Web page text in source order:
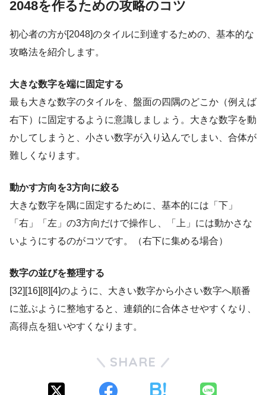
2048を作るための攻略のコツ
初心者の方が[2048]のタイルに到達するための、基本的な
攻略法を紹介します。
大きな数字を端に固定する
最も大きな数字のタイルを、盤面の四隅のどこか（例えば
右下）に固定するように意識しましょう。大きな数字を動
かしてしまうと、小さい数字が入り込んでしまい、合体が
難しくなります。
動かす方向を3方向に絞る
大きな数字を隅に固定するために、基本的には「下」
「右」「左」の3方向だけで操作し、「上」には動かさな
いようにするのがコツです。（右下に集める場合）
数字の並びを整理する
[32][16][8][4]のように、大きい数字から小さい数字へ順番
に並ぶように整地すると、連鎖的に合体させやすくなり、
高得点を狙いやすくなります。
SHARE